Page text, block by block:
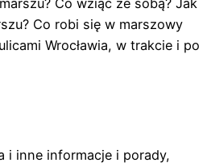
Co robi się w marszowy
Wrocławia, w trakcie i po
i inne informacje i porady,